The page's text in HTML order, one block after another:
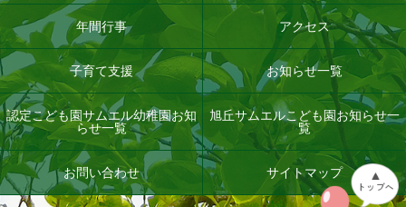
年間行事 アクセス
子育て支援 お知らせ一覧
認定こども園サムエル幼稚園お知
らせ一覧
旭丘サムエルこども園お知らせ一
覧
お問い合わせ サイトマップ